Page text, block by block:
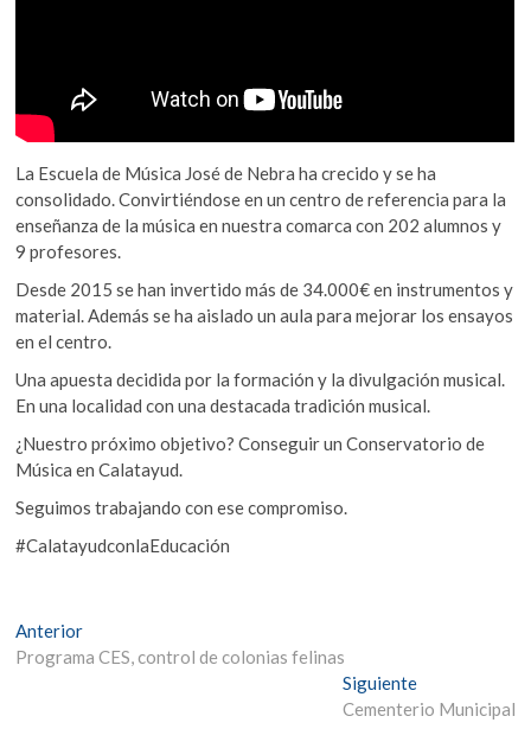
La Escuela de Música José de Nebra ha crecido y se ha
consolidado. Convirtiéndose en un centro de referencia para la
enseñanza de la música en nuestra comarca con 202 alumnos y
9 profesores.
Desde 2015 se han invertido más de 34.000€ en instrumentos y
material. Además se ha aislado un aula para mejorar los ensayos
en el centro.
Una apuesta decidida por la formación y la divulgación musical.
En una localidad con una destacada tradición musical.
¿Nuestro próximo objetivo? Conseguir un Conservatorio de
Música en Calatayud.
Seguimos trabajando con ese compromiso.
#CalatayudconlaEducación
Navegación
de
AnteriorEntrada
anterior:
Programa CES, control de colonias felinas
SiguienteEntrada
siguiente:
Cementerio Municipal